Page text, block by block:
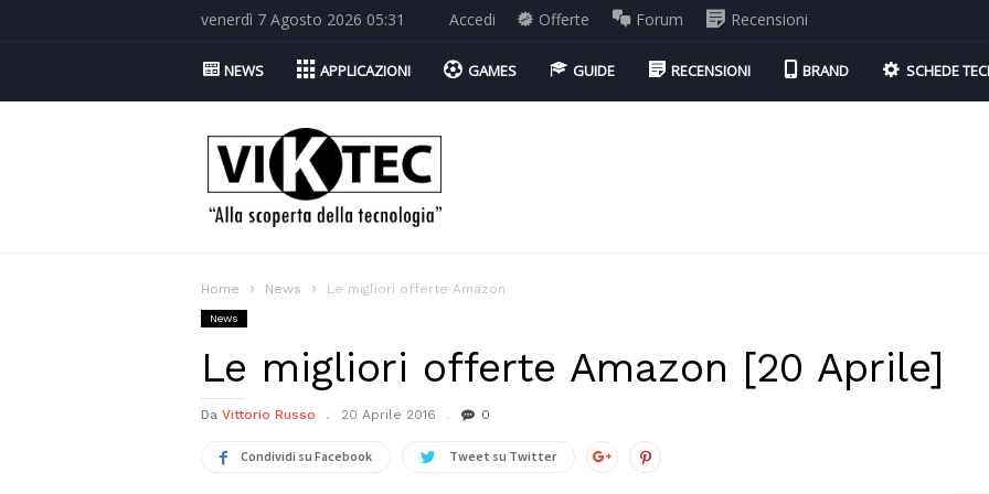
venerdì 7 Agosto 2026 05:31 Accedi Offerte Forum Recensioni
NEWS APPLICAZIONI GAMES GUIDE RECENSIONI BRAND SCHEDE
Viktec.net
Home News Le migliori offerte Amazon
News
Le migliori offerte Amazon [20 Aprile]
Da Vittorio Russo 20 Aprile 2016 0
Condividi su Facebook Tweet su Twitter